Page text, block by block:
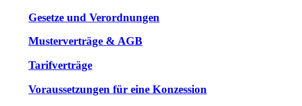
Gesetze und Verordnungen
Musterverträge & AGB
Tarifverträge
Voraussetzungen für eine Konzession